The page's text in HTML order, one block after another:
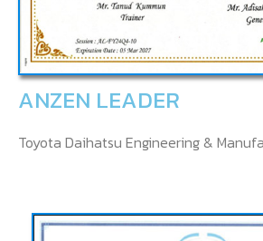
ANZEN LEADER
Toyota Daihatsu Engineering &